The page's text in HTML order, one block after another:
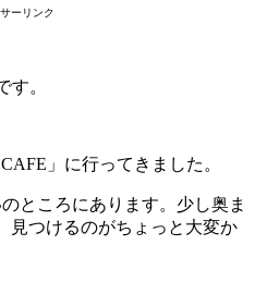
ーリンク
す。
」に行ってきました。
ところにあります。少し奥ま
見つけるのがちょっと大変か